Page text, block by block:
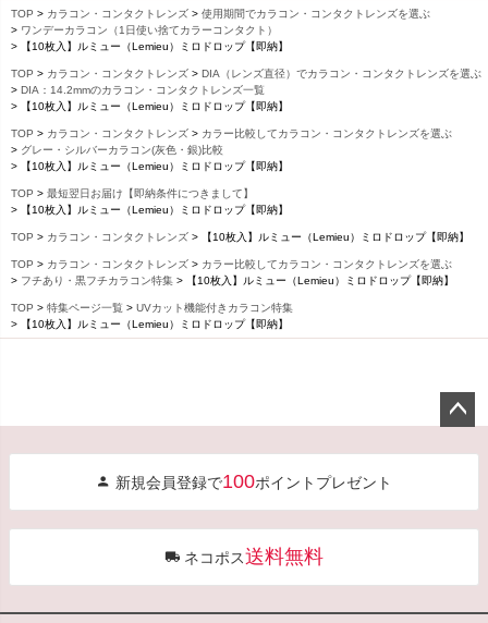
TOP カラコン・コンタクトレンズ
使用期間でカラコン・コンタクトレンズを選ぶ
ワンデーカラコン（1日使い捨てカラーコンタクト）
【10枚入】ルミュー（Lemieu）ミロドロップ【即納】
TOP カラコン・コンタクトレンズ
DIA（レンズ直径）でカラコン・コンタクトレンズを選ぶ
DIA：14.2mmのカラコン・コンタクトレンズ一覧
【10枚入】ルミュー（Lemieu）ミロドロップ【即納】
TOP カラコン・コンタクトレンズ
カラー比較してカラコン・コンタクトレンズを選ぶ
グレー・シルバーカラコン(灰色・銀)比較
【10枚入】ルミュー（Lemieu）ミロドロップ【即納】
TOP
最短翌日お届け【即納条件につきまして】
【10枚入】ルミュー（Lemieu）ミロドロップ【即納】
TOP カラコン・コンタクトレンズ 【10枚入】ルミュー（Lemieu）ミロドロップ【即納】
TOP カラコン・コンタクトレンズ
カラー比較してカラコン・コンタクトレンズを選ぶ
フチあり・黒フチカラコン特集
【10枚入】ルミュー（Lemieu）ミロドロップ【即納】
TOP 特集ページ一覧
UVカット機能付きカラコン特集
【10枚入】ルミュー（Lemieu）ミロドロップ【即納】
へ
新規会員登録で100ポイントプレゼント
ネコポス送料無料